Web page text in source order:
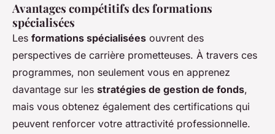
Avantages compétitifs des formations
spécialisées
Les formations spécialisées ouvrent des
perspectives de carrière prometteuses. À travers ces
programmes, non seulement vous en apprenez
davantage sur les stratégies de gestion de fonds,
mais vous obtenez également des certifications qui
peuvent renforcer votre attractivité professionnelle.